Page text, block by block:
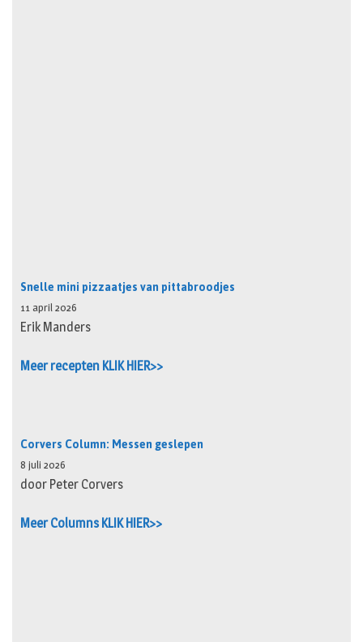
Snelle mini pizzaatjes van pittabroodjes
11 april 2026
Erik Manders
Meer recepten KLIK HIER>>
Corvers Column: Messen geslepen
8 juli 2026
door Peter Corvers
Meer Columns KLIK HIER>>